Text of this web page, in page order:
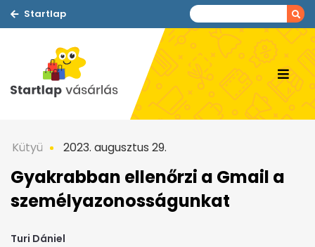
Startlap
Kütyü 2023. augusztus 29.
Gyakrabban ellenőrzi a Gmail a
személyazonosságunkat
Turi Dániel